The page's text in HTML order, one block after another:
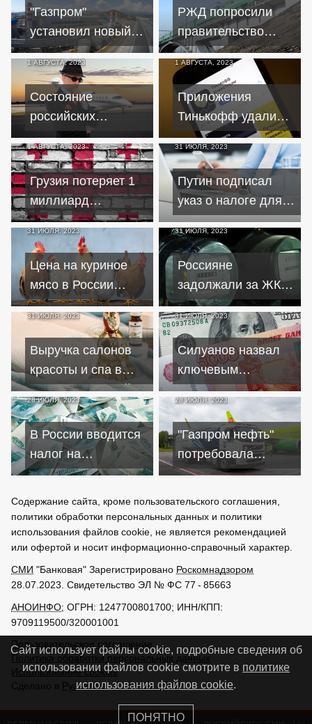
"Газпром"
установил новый
рекорд по
поставкам газа в
Китай
РЖД попросили
правительство
увеличить тарифы
из-за расходов на
безопасность
1 АВГУСТА, 2023
Состояние
российских
миллиардеров с
начала года
выросло на $32
млрд
1 АВГУСТА, 2023
Приложения
Тинькофф удалили
из Google Play и
App Store после
санкций
1 АВГУСТА, 2023
Грузия потеряет 1
миллиард
долларов в год при
запрете въезда
россиянам
31 ИЮЛЯ, 2023
Путин подписал
указ о налоге для
удаленных
сотрудников – 13-15
процентов
31 ИЮЛЯ, 2023
Цена на куриное
мясо в России
побила
исторический
рекорд в июле –
Росстат
31 ИЮЛЯ, 2023
Россияне
задолжали за ЖКУ
около 900
миллиардов рублей
– "Известия"
31 ИЮЛЯ, 2023
Выручка салонов
красоты и спа в
России за второй
квартал 2023 упала
на 72%
31 ИЮЛЯ, 2023
Силуанов назвал
ключевым
фактором
ослабления курса
рубля торговый
баланс
28 ИЮЛЯ, 2023
В России вводится
налог на
сверхприбыль для
с 2024 года
28 ИЮЛЯ, 2023
"Газпром нефть"
потребовала
раскрыть всю
покупателей
бензина
Содержание сайта, кроме пользовательского соглашения,
политики обработки персональных данных и политики
использования файлов cookie, не является рекомендацией
или офертой и носит информационно-справочный характер.
СМИ "Банковая" Зарегистрировано Роскомнадзором
28.07.2023. Свидетельство ЭЛ № ФС 77 - 85663
АНОИНФО; ОГРН: 1247700801700; ИНН/КПП:
9709119500/320001001
Пользовательское соглашение
Политика обработки персональных данных
Использование cookies
Сделано в
РунетЛаб – Сайты и CRM
Сайт использует файлы cookie, подробные сведения об
использовании файлов cookie смотрите в политике
использования файлов cookie.
ПОНЯТНО